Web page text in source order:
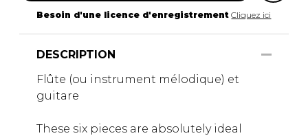
Besoin d'une licence d'enregistrement Cliquez ici
DESCRIPTION
Flûte (ou instrument mélodique) et
guitare
These six pieces are absolutely ideal